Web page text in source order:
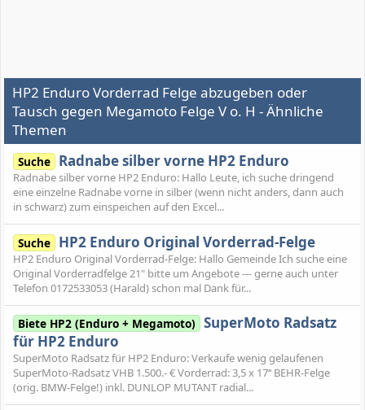
HP2 Enduro Vorderrad Felge abzugeben oder
Tausch gegen Megamoto Felge V o. H - Ähnliche
Themen
Suche Radnabe silber vorne HP2 Enduro
Radnabe silber vorne HP2 Enduro: Hallo Leute, ich suche dringend
eine einzelne Radnabe vorne in silber (wenn nicht anders, dann auch
in schwarz) zum einspeichen auf den Excel...
Suche HP2 Enduro Original Vorderrad-Felge
HP2 Enduro Original Vorderrad-Felge: Hallo Gemeinde Ich suche eine
Original Vorderradfelge 21" bitte um Angebote --- gerne auch unter
Telefon 0172533053 (Harald) schon mal Dank für...
Biete HP2 (Enduro + Megamoto) SuperMoto Radsatz
für HP2 Enduro
SuperMoto Radsatz für HP2 Enduro: Verkaufe wenig gelaufenen
SuperMoto-Radsatz VHB 1.500.- € Vorderrad: 3,5 x 17‘‘ BEHR-Felge
(orig. BMW-Felge!) inkl. DUNLOP MUTANT radial...